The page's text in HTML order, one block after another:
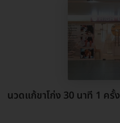
นวดแก้ขาโก่ง 30 นาที 1 ครั้ง